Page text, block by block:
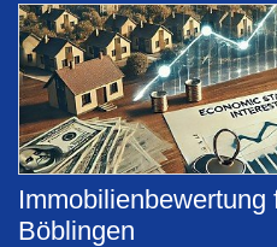
Immobilienbewertung
Böblingen